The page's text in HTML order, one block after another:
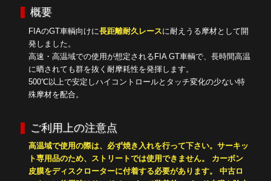
概要
FIAのGT車輌向けに長距離耐久レースに耐えうる摩材として開
発しました。
高速・高温域での使用が想定されるFIA GT車輌で、長時間高温
に晒されても群を抜く耐摩耗性を発揮します。
500℃以上で安定しハイコントロールとタッチ変化の少ない特
殊摩材を配合。
ご利用上の注意点
高温域で使用の際は、必ず焼き入れを行って下さい。 サーキッ
ト専用品のため、ストリートでは使用できません。
カーボン
皮膜をディスクローターに付着する必要があります。 中古ロ